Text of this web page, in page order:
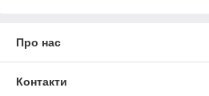
Про нас
Контакти